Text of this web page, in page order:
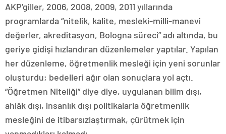
AKP’giller, 2006, 2008, 2009, 2011 yıllarında
programlarda “nitelik, kalite, mesleki-milli-manevi
değerler, akreditasyon, Bologna süreci” adı altında, bu
geriye gidişi hızlandıran düzenlemeler yaptılar. Yapılan
her düzenleme, öğretmenlik mesleği için yeni sorunlar
oluşturdu; bedelleri ağır olan sonuçlara yol açtı.
“Öğretmen Niteliği” diye diye, uygulanan bilim dışı,
ahlâk dışı, insanlık dışı politikalarla öğretmenlik
mesleğini de itibarsızlaştırmak, çürütmek için